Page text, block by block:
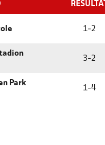
RESULTAT
1-2
3-2
Park
1-4